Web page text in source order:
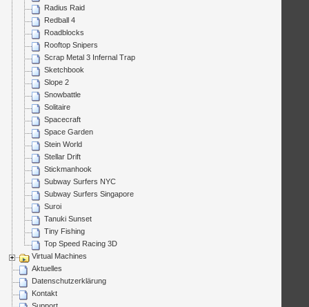
Radius Raid
Redball 4
Roadblocks
Rooftop Snipers
Scrap Metal 3 Infernal Trap
Sketchbook
Slope 2
Snowbattle
Solitaire
Spacecraft
Space Garden
Stein World
Stellar Drift
Stickmanhook
Subway Surfers NYC
Subway Surfers Singapore
Suroi
Tanuki Sunset
Tiny Fishing
Top Speed Racing 3D
Virtual Machines
Aktuelles
Datenschutzerklärung
Kontakt